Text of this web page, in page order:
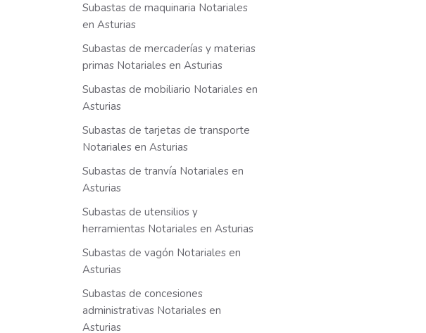
Subastas de maquinaria Notariales
en Asturias
Subastas de mercaderías y materias
primas Notariales en Asturias
Subastas de mobiliario Notariales en
Asturias
Subastas de tarjetas de transporte
Notariales en Asturias
Subastas de tranvía Notariales en
Asturias
Subastas de utensilios y
herramientas Notariales en Asturias
Subastas de vagón Notariales en
Asturias
Subastas de concesiones
administrativas Notariales en
Asturias